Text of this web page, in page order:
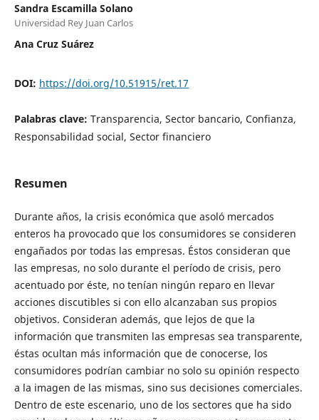
Sandra Escamilla Solano
Universidad Rey Juan Carlos
Ana Cruz Suárez
DOI: https://doi.org/10.51915/ret.17
Palabras clave: Transparencia, Sector bancario, Confianza,
Responsabilidad social, Sector financiero
Resumen
Durante años, la crisis económica que asoló mercados
enteros ha provocado que los consumidores se consideren
engañados por todas las empresas. Éstos consideran que
las empresas, no solo durante el período de crisis, pero
acentuado por éste, no tenían ningún reparo en llevar
acciones discutibles si con ello alcanzaban sus propios
objetivos. Consideran además, que lejos de que la
información que transmiten las empresas sea transparente,
éstas ocultan más información que de conocerse, los
consumidores podrían cambiar no solo su opinión respecto
a la imagen de las mismas, sino sus decisiones comerciales.
Dentro de este escenario, uno de los sectores que ha sido